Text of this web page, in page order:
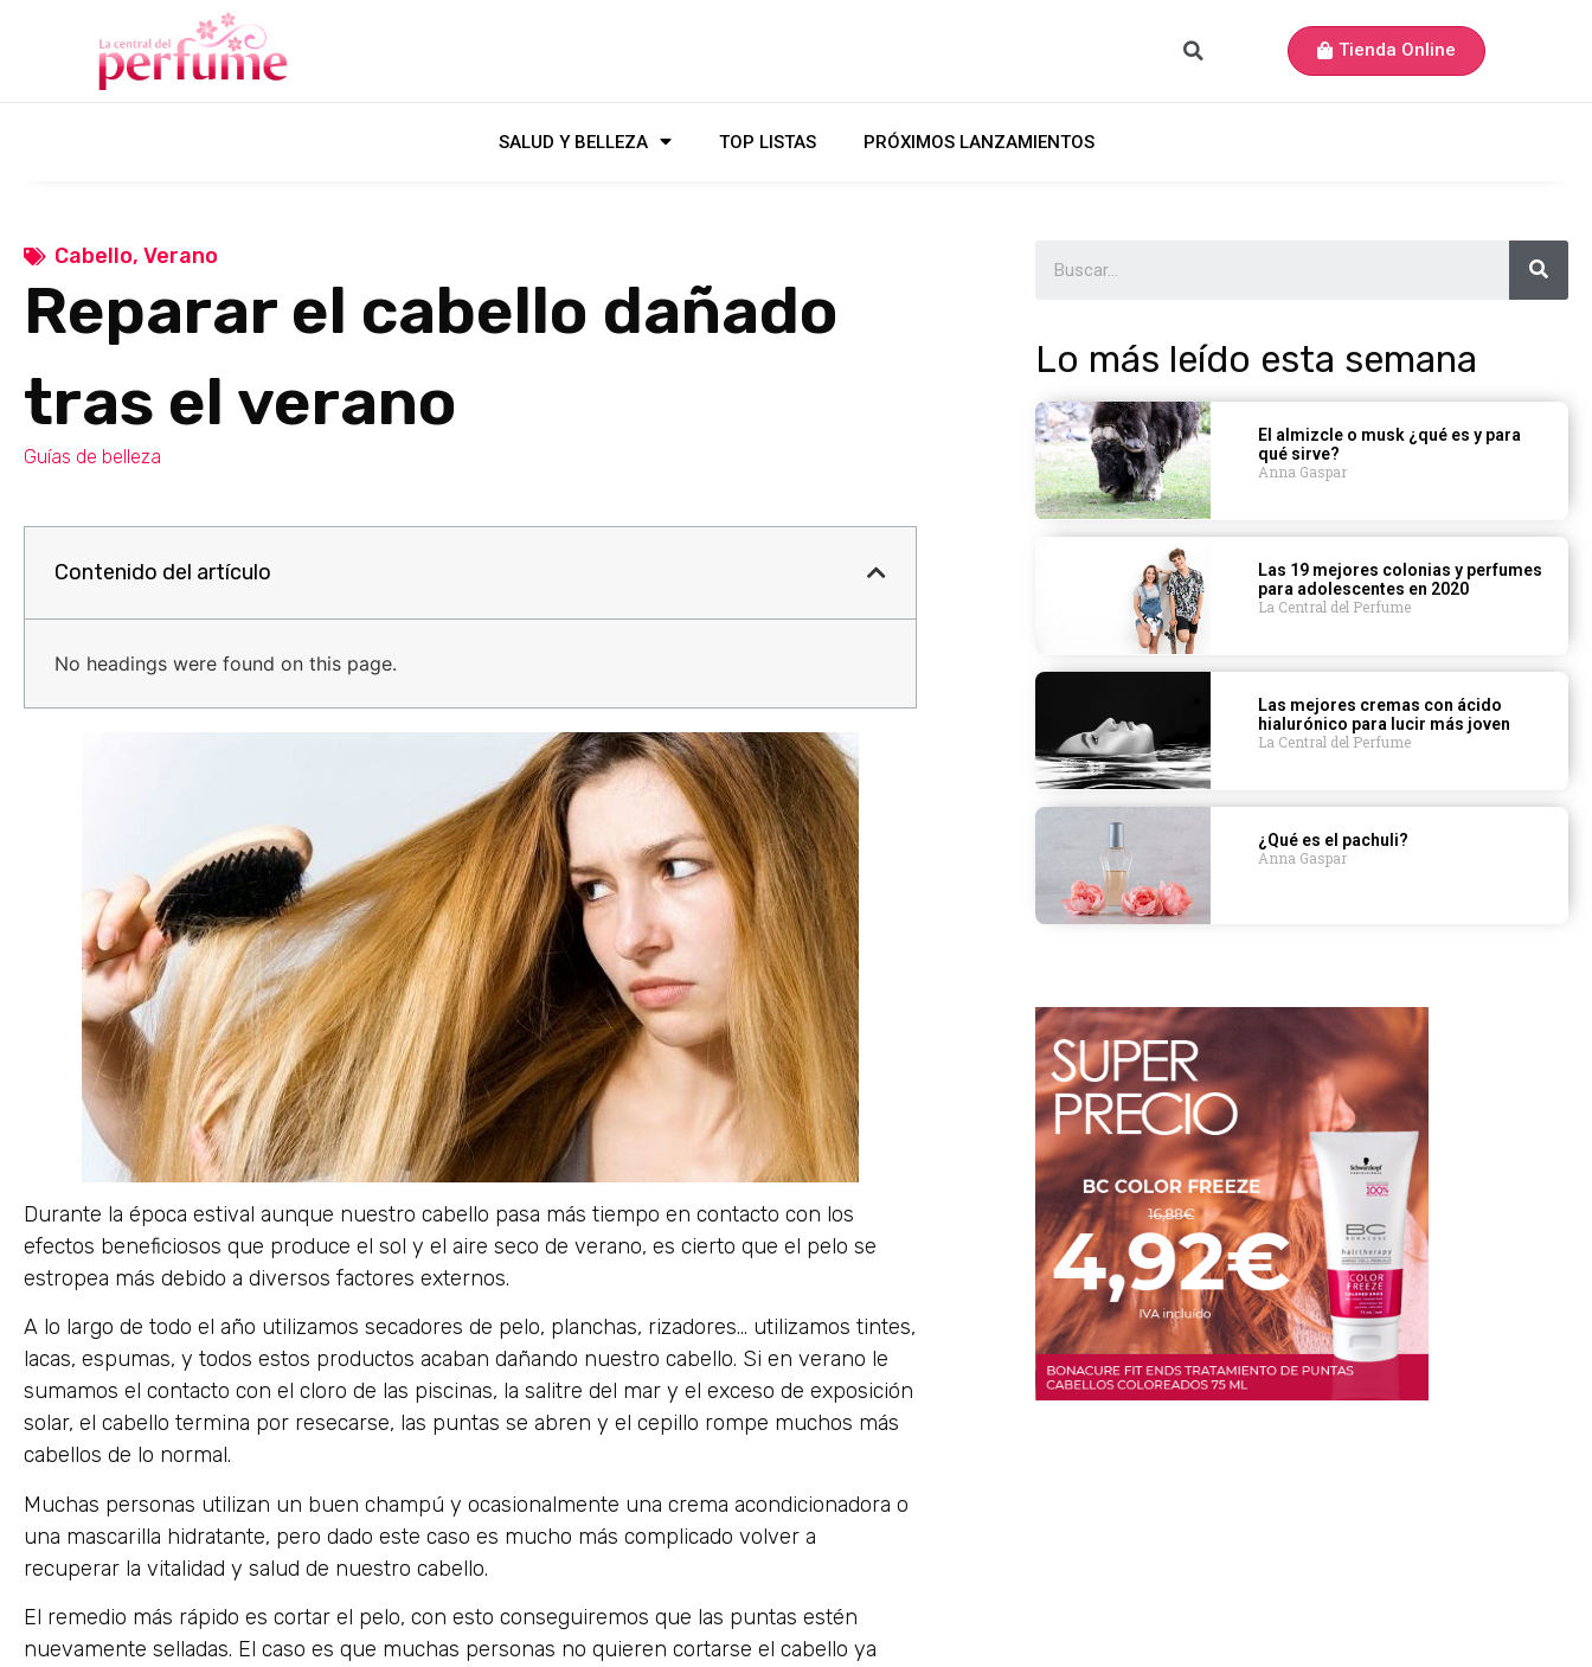
Tienda Online
SALUD Y BELLEZA TOP LISTAS PRÓXIMOS LANZAMIENTOS
Cabello, Verano
Reparar el cabello dañado
tras el verano
Guías de belleza
Contenido del artículo
No headings were found on this page.
Durante la época estival aunque nuestro cabello pasa más tiempo en contacto con los
efectos beneficiosos que produce el sol y el aire seco de verano, es cierto que el pelo se
estropea más debido a diversos factores externos.
A lo largo de todo el año utilizamos secadores de pelo, planchas, rizadores… utilizamos tintes,
lacas, espumas, y todos estos productos acaban dañando nuestro cabello. Si en verano le
sumamos el contacto con el cloro de las piscinas, la salitre del mar y el exceso de exposición
solar, el cabello termina por resecarse, las puntas se abren y el cepillo rompe muchos más
cabellos de lo normal.
Muchas personas utilizan un buen champú y ocasionalmente una crema acondicionadora o
una mascarilla hidratante, pero dado este caso es mucho más complicado volver a
recuperar la vitalidad y salud de nuestro cabello.
El remedio más rápido es cortar el pelo, con esto conseguiremos que las puntas estén
nuevamente selladas. El caso es que muchas personas no quieren cortarse el cabello ya
Lo más leído esta semana
El almizcle o musk ¿qué es y para
qué sirve?
Anna Gaspar
Las 19 mejores colonias y perfumes
para adolescentes en 2020
La Central del Perfume
Las mejores cremas con ácido
hialurónico para lucir más joven
La Central del Perfume
¿Qué es el pachuli?
Anna Gaspar